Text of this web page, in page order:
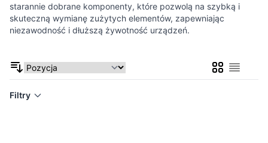
starannie dobrane komponenty, które pozwolą na szybką i
skuteczną wymianę zużytych elementów, zapewniając
niezawodność i dłuższą żywotność urządzeń.
SiatkaLista
Filtry